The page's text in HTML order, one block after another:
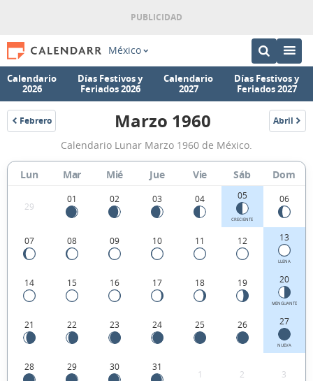
México
Calendario
2026
Días Festivos y
Feriados 2026
Calendario
2027
Días Festivos y
Feriados 2027
Febrero
1960
Calendario
Lunar
Marzo
de
México.
Marzo 1960 Abril
1960
Calendario Lunar Marzo 1960 de México.
Lun Mar Mié Jue Vie Sáb Dom
29
01 02 03 04 05
CRECIENTE
06
07 08 09 10 11 12 13
LLENA
14 15 16 17 18 19 20
MENGUANTE
21 22 23 24 25 26 27
NUEVA
28 29 30 31
1 2 3